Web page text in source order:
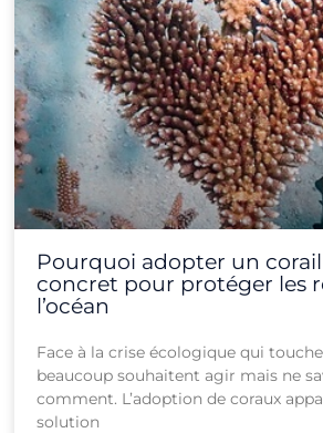
Pourquoi adopter un
concret pour protéger les
l’océan
Face à la crise écologique qui
beaucoup souhaitent agir mais ne
comment. L’adoption de coraux
solution